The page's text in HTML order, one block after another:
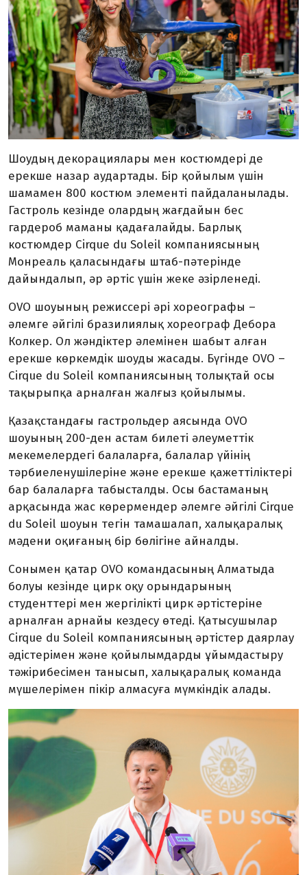
Шоудың декорациялары мен костюмдері де
ерекше назар аудартады. Бір қойылым үшін
шамамен 800 костюм элементі пайдаланылады.
Гастроль кезінде олардың жағдайын бес
гардероб маманы қадағалайды. Барлық
костюмдер Cirque du Soleil компаниясының
Монреаль қаласындағы штаб-пәтерінде
дайындалып, әр әртіс үшін жеке әзірленеді.
OVO шоуының режиссері әрі хореографы –
әлемге әйгілі бразилиялық хореограф Дебора
Колкер. Ол жәндіктер әлемінен шабыт алған
ерекше көркемдік шоуды жасады. Бүгінде OVO –
Cirque du Soleil компаниясының толықтай осы
тақырыпқа арналған жалғыз қойылымы.
Қазақстандағы гастрольдер аясында OVO
шоуының 200-ден астам билеті әлеуметтік
мекемелердегі балаларға, балалар үйінің
тәрбиеленушілеріне және ерекше қажеттіліктері
бар балаларға табысталды. Осы бастаманың
арқасында жас көрермендер әлемге әйгілі Cirque
du Soleil шоуын тегін тамашалап, халықаралық
мәдени оқиғаның бір бөлігіне айналды.
Сонымен қатар OVO командасының Алматыда
болуы кезінде цирк оқу орындарының
студенттері мен жергілікті цирк әртістеріне
арналған арнайы кездесу өтеді. Қатысушылар
Cirque du Soleil компаниясының әртістер даярлау
әдістерімен және қойылымдарды ұйымдастыру
тәжірибесімен танысып, халықаралық команда
мүшелерімен пікір алмасуға мүмкіндік алады.